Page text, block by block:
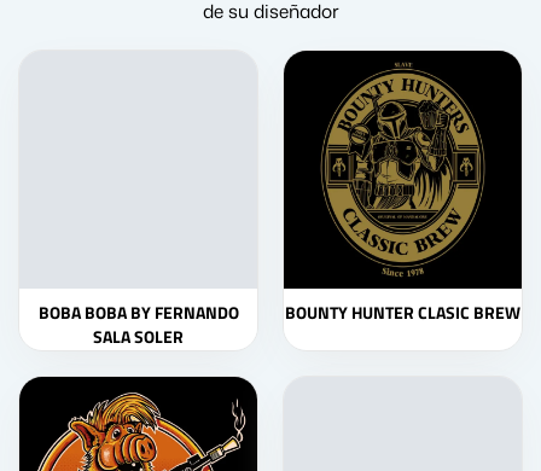
de su diseñador
BOBA BOBA BY FERNANDO
SALA SOLER
BOUNTY HUNTER CLASIC BREW